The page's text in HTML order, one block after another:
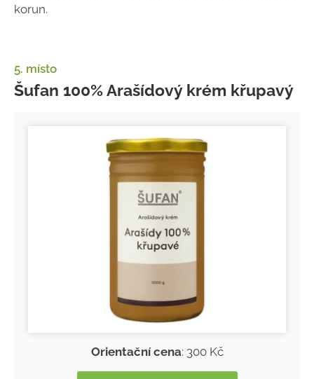
korun.
5. místo
Šufan 100% Arašídový krém křupavý
Orientační cena: 300 Kč